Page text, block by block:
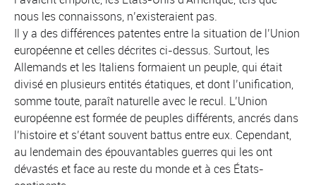
nous les connaissons, n’existeraient pas.
Il y a des différences patentes entre la situation de l’Union
européenne et celles décrites ci-dessus. Surtout, les
Allemands et les Italiens formaient un peuple, qui était
divisé en plusieurs entités étatiques, et dont l’unification,
somme toute, paraît naturelle avec le recul. L’Union
européenne est formée de peuples différents, ancrés dans
l’histoire et s’étant souvent battus entre eux. Cependant,
au lendemain des épouvantables guerres qui les ont
dévastés et face au reste du monde et à ces États-